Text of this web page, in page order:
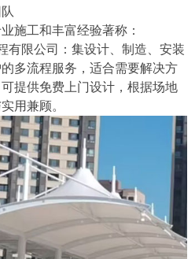
施工和丰富经验著称：
有限公司：集设计、制造、安装
多流程服务，适合需要解决方
提供免费上门设计，根据场地
用兼顾。